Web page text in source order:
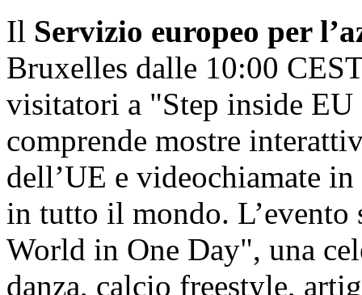
Il Servizio europeo per
Bruxelles dalle 10:00
visitatori a "Step inside
comprende mostre
dell’UE e videochiamate
in tutto il mondo. L’evento
World in One Day", una
danza, calcio freestyle,